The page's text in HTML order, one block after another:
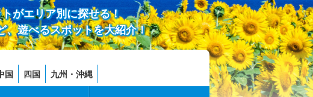
がエリア別に探せる！
、遊べるスポットを大紹介！
国 四国 九州・沖縄